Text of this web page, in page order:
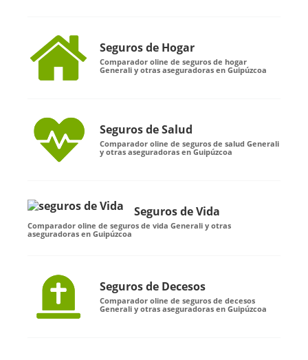
Seguros de Hogar
Comparador oline de seguros de hogar
Generali y otras aseguradoras en Guipúzcoa
Seguros de Salud
Comparador oline de seguros de salud Generali
y otras aseguradoras en Guipúzcoa
Seguros de Vida
Comparador oline de seguros de vida Generali y otras
aseguradoras en Guipúzcoa
Seguros de Decesos
Comparador oline de seguros de decesos
Generali y otras aseguradoras en Guipúzcoa